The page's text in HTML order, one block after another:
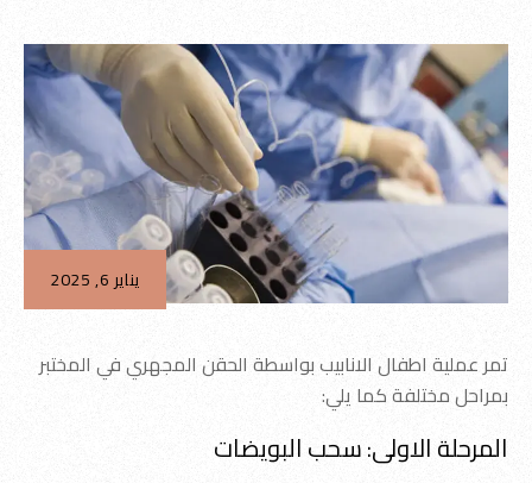
يناير 6, 2025
تمر عملية اطفال الانابيب بواسطة الحقن المجهري في المختبر
بمراحل مختلفة كما يلي:
المرحلة الاولى: سحب البويضات